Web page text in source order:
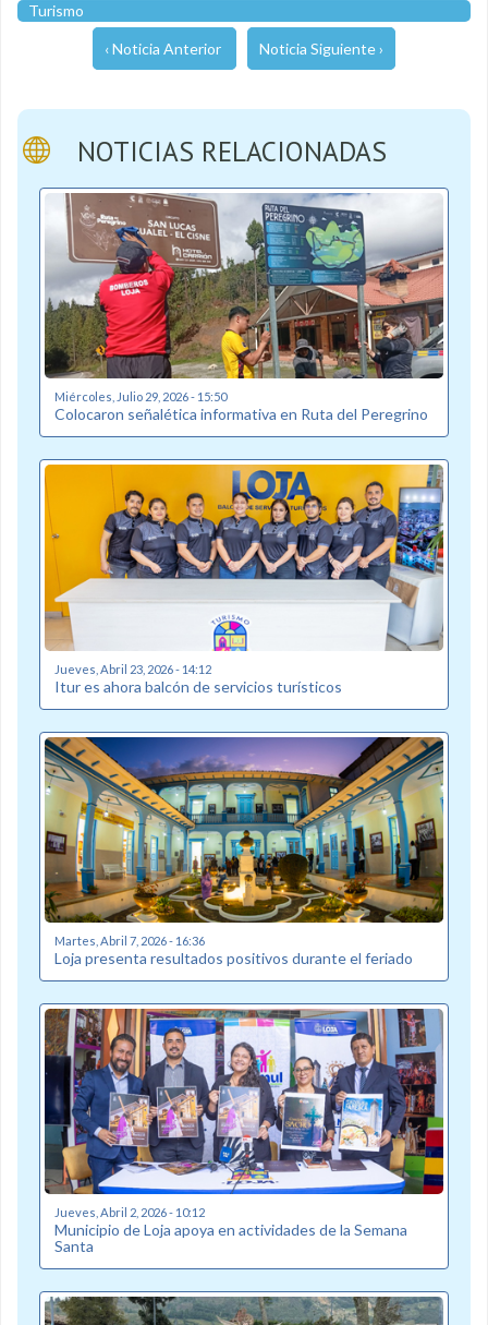
Turismo
‹ Noticia Anterior Noticia Siguiente ›
NOTICIAS RELACIONADAS
Miércoles, Julio 29, 2026 - 15:50
Colocaron señalética informativa en Ruta del Peregrino
Jueves, Abril 23, 2026 - 14:12
Itur es ahora balcón de servicios turísticos
Martes, Abril 7, 2026 - 16:36
Loja presenta resultados positivos durante el feriado
Jueves, Abril 2, 2026 - 10:12
Municipio de Loja apoya en actividades de la Semana
Santa